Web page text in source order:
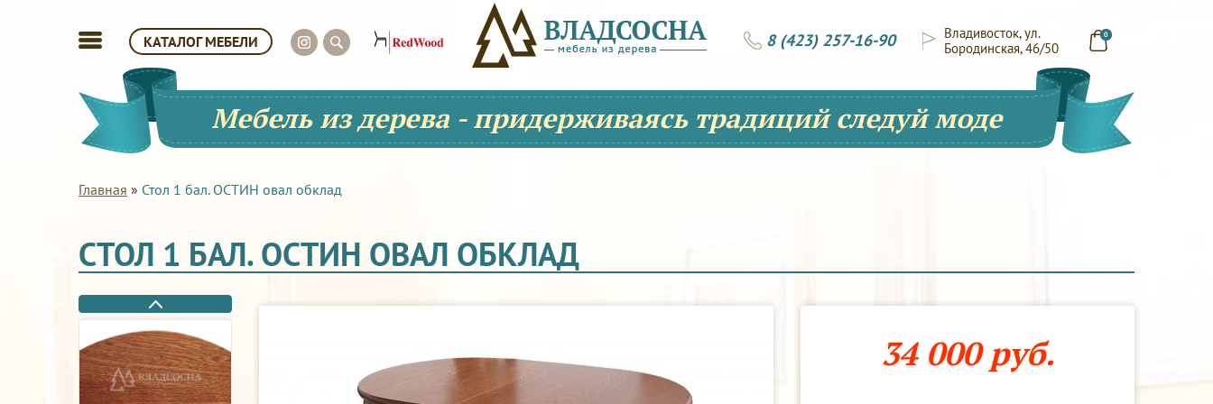
КАТАЛОГ МЕБЕЛИ 0
Владивосток, ул.
Бородинская, 46/50
8 (423) 257-16-90
Мебель из дерева - придерживаясь традиций следуй моде
Главная » Стол 1 бал. ОСТИН овал обклад
СТОЛ 1 БАЛ. ОСТИН ОВАЛ ОБКЛАД
34 000 руб.